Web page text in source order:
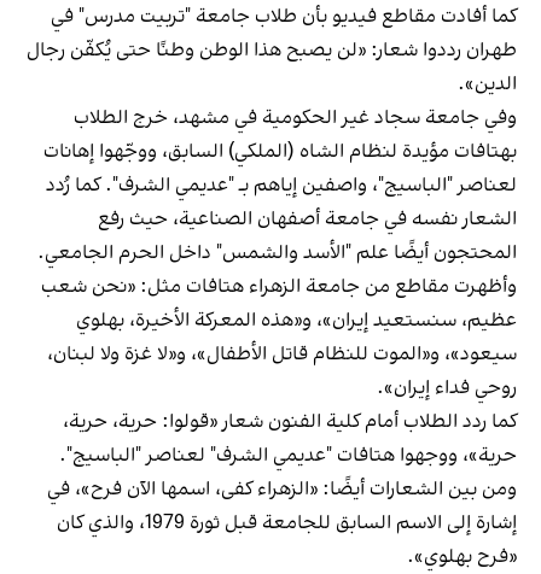
كما أفادت مقاطع فيديو بأن طلاب جامعة "تربيت مدرس" في
طهران رددوا شعار: «لن يصبح هذا الوطن وطنًا حتى يُكفّن رجال
الدين».
وفي جامعة سجاد غير الحكومية في مشهد، خرج الطلاب
بهتافات مؤيدة لنظام الشاه (الملكي) السابق، ووجّهوا إهانات
لعناصر "الباسيج"، واصفين إياهم بـ "عديمي الشرف". كما رُدد
الشعار نفسه في جامعة أصفهان الصناعية، حيث رفع
المحتجون أيضًا علم "الأسد والشمس" داخل الحرم الجامعي.
وأظهرت مقاطع من جامعة الزهراء هتافات مثل: «نحن شعب
عظيم، سنستعيد إيران»، و«هذه المعركة الأخيرة، بهلوي
سيعود»، و«الموت للنظام قاتل الأطفال»، و«لا غزة ولا لبنان،
روحي فداء إيران».
كما ردد الطلاب أمام كلية الفنون شعار «قولوا: حرية، حرية،
حرية»، ووجهوا هتافات "عديمي الشرف" لعناصر "الباسيج".
ومن بين الشعارات أيضًا: «الزهراء كفى، اسمها الآن فرح»، في
إشارة إلى الاسم السابق للجامعة قبل ثورة 1979، والذي كان
«فرح بهلوي».